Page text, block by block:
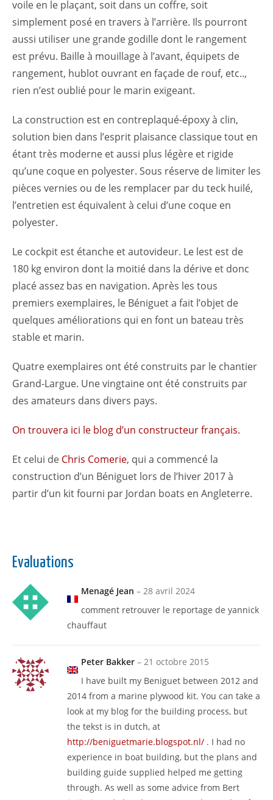
voile en le plaçant, soit dans un coffre, soit
simplement posé en travers à l’arrière. Ils pourront
aussi utiliser une grande godille dont le rangement
est prévu. Baille à mouillage à l’avant, équipets de
rangement, hublot ouvrant en façade de rouf, etc..,
rien n’est oublié pour le marin exigeant.
La construction est en contreplaqué-époxy à clin,
solution bien dans l’esprit plaisance classique tout en
étant très moderne et aussi plus légère et rigide
qu’une coque en polyester. Sous réserve de limiter les
pièces vernies ou de les remplacer par du teck huilé,
l’entretien est équivalent à celui d’une coque en
polyester.
Le cockpit est étanche et autovideur. Le lest est de
180 kg environ dont la moitié dans la dérive et donc
placé assez bas en navigation. Après les tous
premiers exemplaires, le Béniguet a fait l’objet de
quelques améliorations qui en font un bateau très
stable et marin.
Quatre exemplaires ont été construits par le chantier
Grand-Largue. Une vingtaine ont été construits par
des amateurs dans divers pays.
On trouvera ici le blog d’un constructeur français.
Et celui de Chris Comerie, qui a commencé la
construction d’un Béniguet lors de l’hiver 2017 à
partir d’un kit fourni par Jordan boats en Angleterre.
Evaluations
Menagé Jean – 28 avril 2024
comment retrouver le reportage de yannick
chauffaut
Peter Bakker – 21 octobre 2015
I have built my Beniguet between 2012 and
2014 from a marine plywood kit. You can take a
look at my blog for the building process, but
the tekst is in dutch, at
http://beniguetmarie.blogspot.nl/ . I had no
experience in boat building, but the plans and
building guide supplied helped me getting
through. As well as some advice from Bert